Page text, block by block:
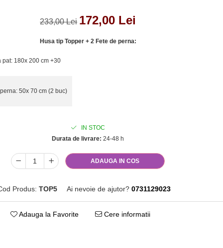
233,00 Lei 172,00 Lei
Husa tip Topper + 2 Fete de perna:
pat: 180x 200 cm +30
50x 70 cm (2 buc)
IN STOC
Durata de livrare: 24-48 h
ADAUGA IN COS
Produs: TOP5 Ai nevoie de ajutor? 0731129023
Adauga la Favorite Cere informatii